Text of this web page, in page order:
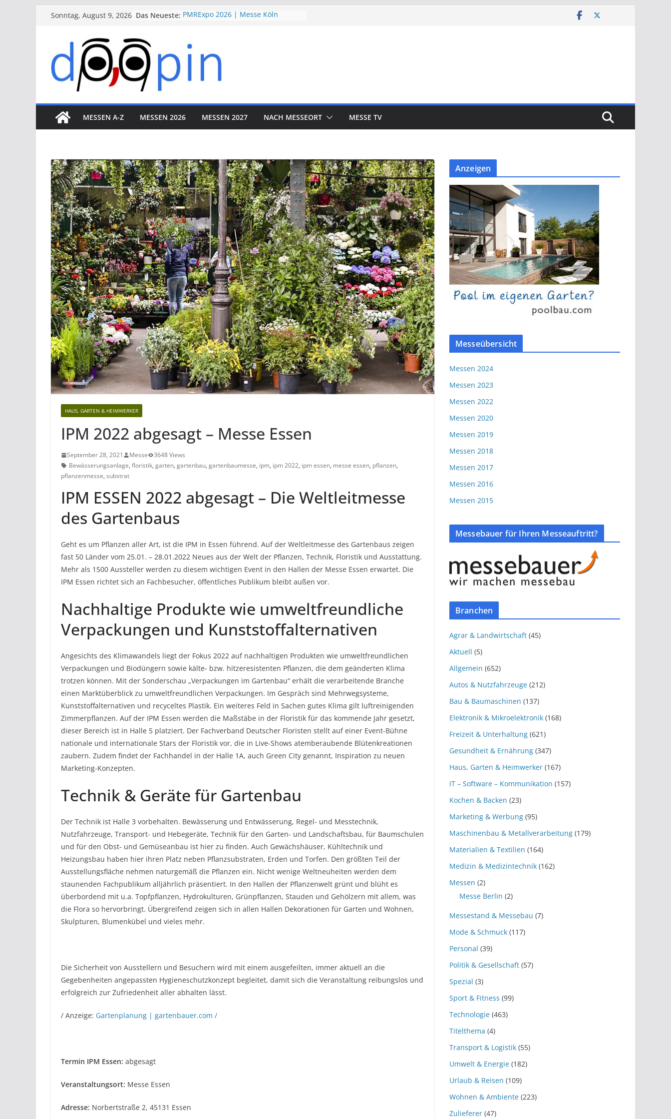
Sonntag, August 9, 2026 Das Neueste: PMRExpo 2026 | Messe Köln
therapie 2026 | Messe München
VALVE WORLD EXPO 2026 | Messe
Düsseldorf
MESSEN A-Z MESSEN 2026 MESSEN 2027 NACH MESSEORT MESSE TV
HAUS, GARTEN & HEIMWERKER
IPM 2022 abgesagt – Messe Essen
September 28, 2021 Messe
3648 Views
Bewässerungsanlage, floristik, garten, gartenbau, gartenbaumesse, ipm, ipm 2022, ipm essen, messe essen, pflanzen,
pflanzenmesse, substrat
IPM ESSEN 2022 abgesagt – Die Weltleitmesse
des Gartenbaus
Geht es um Pflanzen aller Art, ist die IPM in Essen führend. Auf der Weltleitmesse des Gartenbaus zeigen
fast 50 Länder vom 25.01. – 28.01.2022 Neues aus der Welt der Pflanzen, Technik, Floristik und Ausstattung.
Mehr als 1500 Aussteller werden zu diesem wichtigen Event in den Hallen der Messe Essen erwartet. Die
IPM Essen richtet sich an Fachbesucher, öffentliches Publikum bleibt außen vor.
Nachhaltige Produkte wie umweltfreundliche
Verpackungen und Kunststoffalternativen
Angesichts des Klimawandels liegt der Fokus 2022 auf nachhaltigen Produkten wie umweltfreundlichen
Verpackungen und Biodüngern sowie kälte- bzw. hitzeresistenten Pflanzen, die dem geänderten Klima
trotzen können. Mit der Sonderschau „Verpackungen im Gartenbau“ erhält die verarbeitende Branche
einen Marktüberblick zu umweltfreundlichen Verpackungen. Im Gespräch sind Mehrwegsysteme,
Kunststoffalternativen und recyceltes Plastik. Ein weiteres Feld in Sachen gutes Klima gilt luftreinigenden
Zimmerpflanzen. Auf der IPM Essen werden die Maßstäbe in der Floristik für das kommende Jahr gesetzt,
dieser Bereich ist in Halle 5 platziert. Der Fachverband Deutscher Floristen stellt auf einer Event-Bühne
nationale und internationale Stars der Floristik vor, die in Live-Shows atemberaubende Blütenkreationen
zaubern. Zudem findet der Fachhandel in der Halle 1A, auch Green City genannt, Inspiration zu neuen
Marketing-Konzepten.
Technik & Geräte für Gartenbau
Der Technik ist Halle 3 vorbehalten. Bewässerung und Entwässerung, Regel- und Messtechnik,
Nutzfahrzeuge, Transport- und Hebegeräte, Technik für den Garten- und Landschaftsbau, für Baumschulen
und für den Obst- und Gemüseanbau ist hier zu finden. Auch Gewächshäuser, Kühltechnik und
Heizungsbau haben hier ihren Platz neben Pflanzsubstraten, Erden und Torfen. Den größten Teil der
Ausstellungsfläche nehmen naturgemäß die Pflanzen ein. Nicht wenige Weltneuheiten werden dem
staunenden Fachpublikum alljährlich präsentiert. In den Hallen der Pflanzenwelt grünt und blüht es
überbordend mit u.a. Topfpflanzen, Hydrokulturen, Grünpflanzen, Stauden und Gehölzern mit allem, was
die Flora so hervorbringt. Übergreifend zeigen sich in allen Hallen Dekorationen für Garten und Wohnen,
Skulpturen, Blumenkübel und vieles mehr.
Die Sicherheit von Ausstellern und Besuchern wird mit einem ausgefeilten, immer aktuell an die
Gegebenheiten angepassten Hygieneschutzkonzept begleitet, damit sich die Veranstaltung reibungslos und
erfolgreich zur Zufriedenheit aller abhalten lässt.
/ Anzeige: Gartenplanung | gartenbauer.com /
Termin IPM Essen: abgesagt
Veranstaltungsort: Messe Essen
Adresse: Norbertstraße 2, 45131 Essen
Anzeigen
Messeübersicht
Messen 2024
Messen 2023
Messen 2022
Messen 2020
Messen 2019
Messen 2018
Messen 2017
Messen 2016
Messen 2015
Messebauer für Ihren Messeauftritt?
Branchen
Agrar & Landwirtschaft (45)
Aktuell (5)
Allgemein (652)
Autos & Nutzfahrzeuge (212)
Bau & Baumaschinen (137)
Elektronik & Mikroelektronik (168)
Freizeit & Unterhaltung (621)
Gesundheit & Ernährung (347)
Haus, Garten & Heimwerker (167)
IT – Software – Kommunikation (157)
Kochen & Backen (23)
Marketing & Werbung (95)
Maschinenbau & Metallverarbeitung (179)
Materialien & Textilien (164)
Medizin & Medizintechnik (162)
Messen (2)
Messe Berlin (2)
Messestand & Messebau (7)
Mode & Schmuck (117)
Personal (39)
Politik & Gesellschaft (57)
Spezial (3)
Sport & Fitness (99)
Technologie (463)
Titelthema (4)
Transport & Logistik (55)
Umwelt & Energie (182)
Urlaub & Reisen (109)
Wohnen & Ambiente (223)
Zulieferer (47)